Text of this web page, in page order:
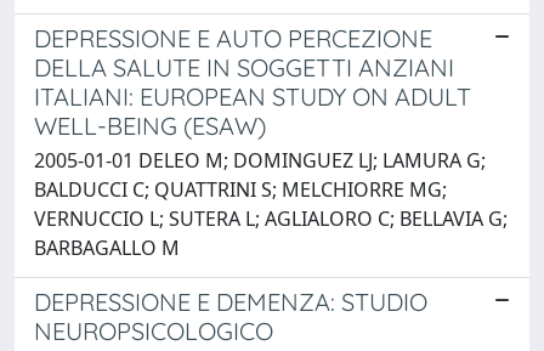
DEPRESSIONE E AUTO PERCEZIONE
DELLA SALUTE IN SOGGETTI ANZIANI
ITALIANI: EUROPEAN STUDY ON ADULT
WELL-BEING (ESAW)
2005-01-01 DELEO M; DOMINGUEZ LJ; LAMURA G;
BALDUCCI C; QUATTRINI S; MELCHIORRE MG;
VERNUCCIO L; SUTERA L; AGLIALORO C; BELLAVIA G;
BARBAGALLO M
DEPRESSIONE E DEMENZA: STUDIO
NEUROPSICOLOGICO